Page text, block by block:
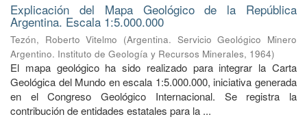
Explicación del Mapa Geológico de la República
Argentina. Escala 1:5.000.000
Tezón, Roberto Vitelmo (Argentina. Servicio Geológico Minero
Argentino. Instituto de Geología y Recursos Minerales, 1964)
El mapa geológico ha sido realizado para integrar la Carta
Geológica del Mundo en escala 1:5.000.000, iniciativa generada
en el Congreso Geológico Internacional. Se registra la
contribución de entidades estatales para la ...